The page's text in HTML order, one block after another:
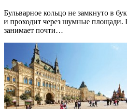
Бульварное кольцо не замкнуто в
и проходит через шумные
занимает почти…